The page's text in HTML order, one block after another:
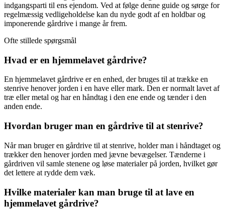
indgangsparti til ens ejendom. Ved at følge denne guide og sørge for
regelmæssig vedligeholdelse kan du nyde godt af en holdbar og
imponerende gårdrive i mange år frem.
Ofte stillede spørgsmål
Hvad er en hjemmelavet gårdrive?
En hjemmelavet gårdrive er en enhed, der bruges til at trække en
stenrive henover jorden i en have eller mark. Den er normalt lavet af
træ eller metal og har en håndtag i den ene ende og tænder i den
anden ende.
Hvordan bruger man en gårdrive til at stenrive?
Når man bruger en gårdrive til at stenrive, holder man i håndtaget og
trækker den henover jorden med jævne bevægelser. Tænderne i
gårdriven vil samle stenene og løse materialer på jorden, hvilket gør
det lettere at rydde dem væk.
Hvilke materialer kan man bruge til at lave en
hjemmelavet gårdrive?